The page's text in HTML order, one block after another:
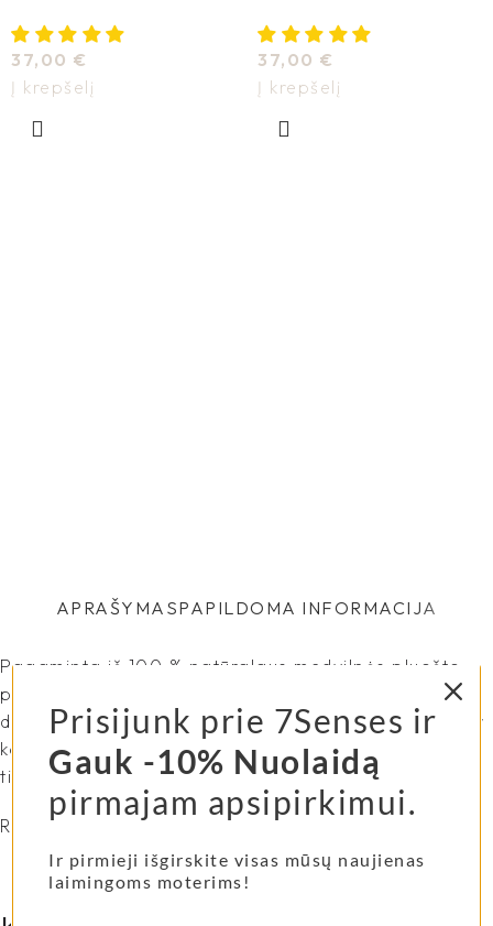
37,00 €
Į krepšelį
37,00 €
Į krepšelį
APRAŠYMASPAPILDOMA INFORMACIJA
Pagaminta iš 100 % natūralaus medvilnės pluošto,
pasižyminčio itin sugeriančiomis ir itin greitai
džiūstančiomis savybėmis, jis yra lengvas, švelnus ir
kartu patvarus. Neperšlampantis įdėklas, puikiai
tinka paplūdimiui ar baseino reikmenims.
Rankų darbo, pagamintas Graikijoje.
Prisijunk prie 7Senses ir
Gauk -10% Nuolaidą
pirmajam apsipirkimui.
Ir pirmieji išgirskite visas mūsų naujienas
laimingoms moterims!